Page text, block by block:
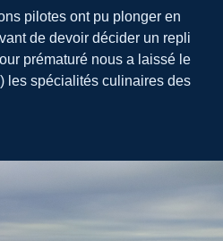
pilotes ont pu plonger en
de devoir décider un repli
prématuré nous a laissé le
les spécialités culinaires des